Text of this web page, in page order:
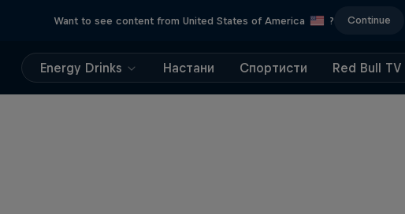
Want to see content from United States of America ? Continue
Energy Drinks Настани Спортисти Red Bull TV